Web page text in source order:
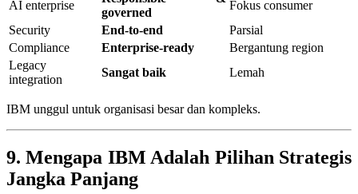
AI enterprise
governed
Fokus consumer
Security
End-to-end
Parsial
Compliance
Enterprise-ready
Bergantung region
Legacy
integration
Sangat baik Lemah
IBM unggul untuk organisasi besar dan kompleks.
9. Mengapa IBM Adalah Pilihan Strategis
Jangka Panjang